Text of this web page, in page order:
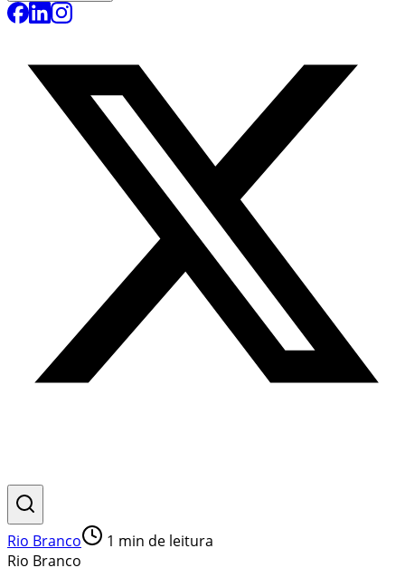
Rio Branco 1 min de leitura
Rio Branco